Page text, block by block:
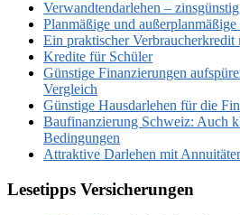
Verwandtendarlehen –
Planmäßige und
Ein praktischer Verbraucherkredit
Kredite für Schüler
Günstige Finanzierungen
Vergleich
Günstige Hausdarlehen für die
Baufinanzierung Schweiz: Auch
Bedingungen
Attraktive Darlehen mit
Lesetipps Versicherungen